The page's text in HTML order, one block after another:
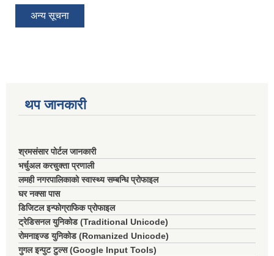
अन्य सूचना
थप जानकारी
श्रमसंसार पोर्टल जानकारी
भर्चुअल करचुक्ता प्रणाली
लमही नगरपालिकाको स्वास्थ्य सम्बन्धि प्रोफाइल
घर नक्सा पास
डिजिटल इन्फोग्राफिक प्रोफाइल
ट्रेडिसनल युनिकोड (Traditional Unicode)
रोमनाइज्ड युनिकोड (Romanized Unicode)
गुगल इन्पुट टुल्स (Google Input Tools)